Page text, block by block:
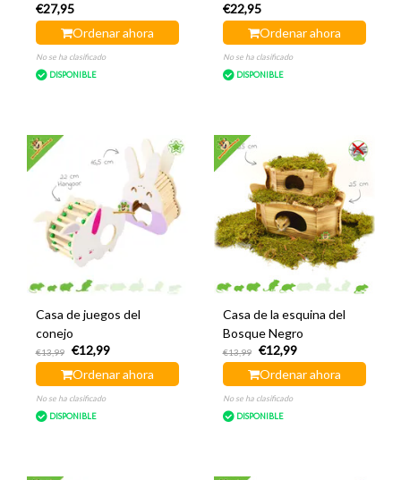
habitaciones
€27,95
Ordenar ahora
No se ha clasificado
DISPONIBLE
€22,95
Ordenar ahora
No se ha clasificado
DISPONIBLE
Casa de juegos del
conejo
€13,99
€12,99
Ordenar ahora
No se ha clasificado
DISPONIBLE
Casa de la esquina del
Bosque Negro
€13,99
€12,99
Ordenar ahora
No se ha clasificado
DISPONIBLE